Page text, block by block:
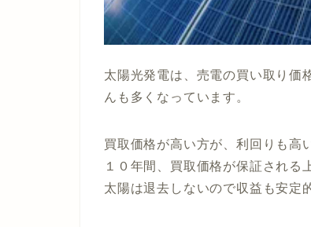
太陽光発電は、 売電の買い取り価
んも多くなっています。
買取価格が高い方が、利回りも高
１０年間、買取価格が保証される
太陽は退去しないので収益も安定